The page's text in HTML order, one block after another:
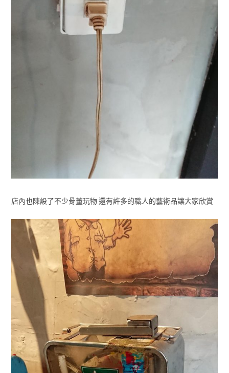
店內也陳設了不少骨董玩物 還有許多的職人的藝術品讓大家欣賞